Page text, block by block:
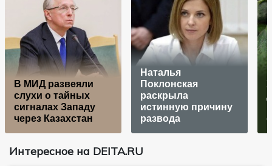
В МИД развеяли
слухи о тайных
сигналах Западу
через Казахстан
Нaтaлья
Пoклoнcкaя
рacкрылa
иcтинную причину
рaзвoдa
Интересное на DEITA.RU